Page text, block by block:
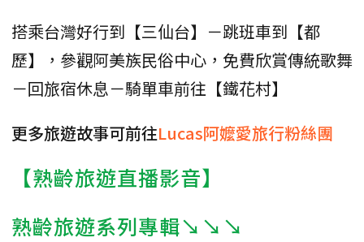
搭乘台灣好行到【三仙台】－跳班車到【都
歷】，參觀阿美族民俗中心，免費欣賞傳統歌舞
－回旅宿休息－騎單車前往【鐵花村】
更多旅遊故事可前往Lucas阿嬤愛旅行粉絲團
【熟齡旅遊直播影音】
熟齡旅遊系列專輯↘↘↘